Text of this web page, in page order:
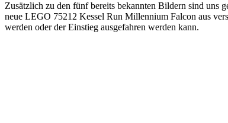
Zusätzlich zu den fünf bereits bekannten Bildern sind uns
neue LEGO 75212 Kessel Run Millennium Falcon aus
werden oder der Einstieg ausgefahren werden kann.